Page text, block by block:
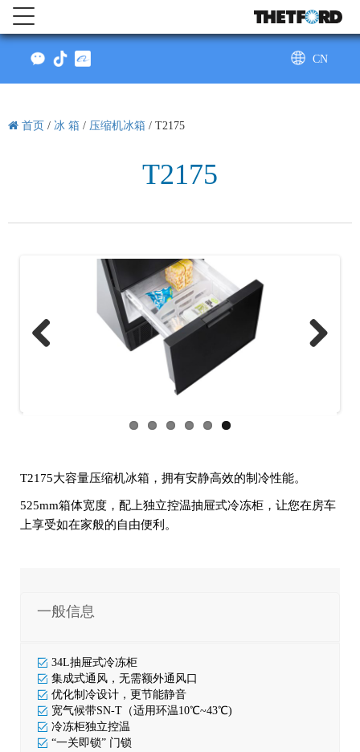
CN
首页 / 冰 箱 / 压缩机冰箱 / T2175
T2175
T2175大容量压缩机冰箱，拥有安静高效的制冷性能。
525mm箱体宽度，配上独立控温抽屉式冷冻柜，让您在房车
上享受如在家般的自由便利。
一般信息
34L抽屉式冷冻柜
集成式通风，无需额外通风口
优化制冷设计，更节能静音
宽气候带SN-T（适用环温10℃~43℃)
冷冻柜独立控温
“一关即锁” 门锁